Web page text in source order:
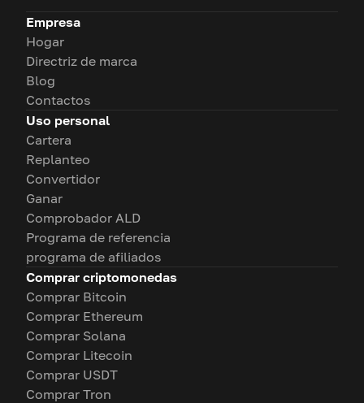
Empresa
Hogar
Directriz de marca
Blog
Contactos
Uso personal
Cartera
Replanteo
Convertidor
Ganar
Comprobador ALD
Programa de referencia
programa de afiliados
Comprar criptomonedas
Comprar Bitcoin
Comprar Ethereum
Comprar Solana
Comprar Litecoin
Comprar USDT
Comprar Tron